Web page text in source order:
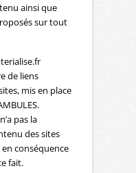
ainsi que
sur tout
de liens
mis en place
pas la
des sites
en conséquence
fait.